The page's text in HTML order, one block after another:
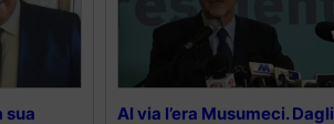
sua
Al via l’era Musumeci. Dagli